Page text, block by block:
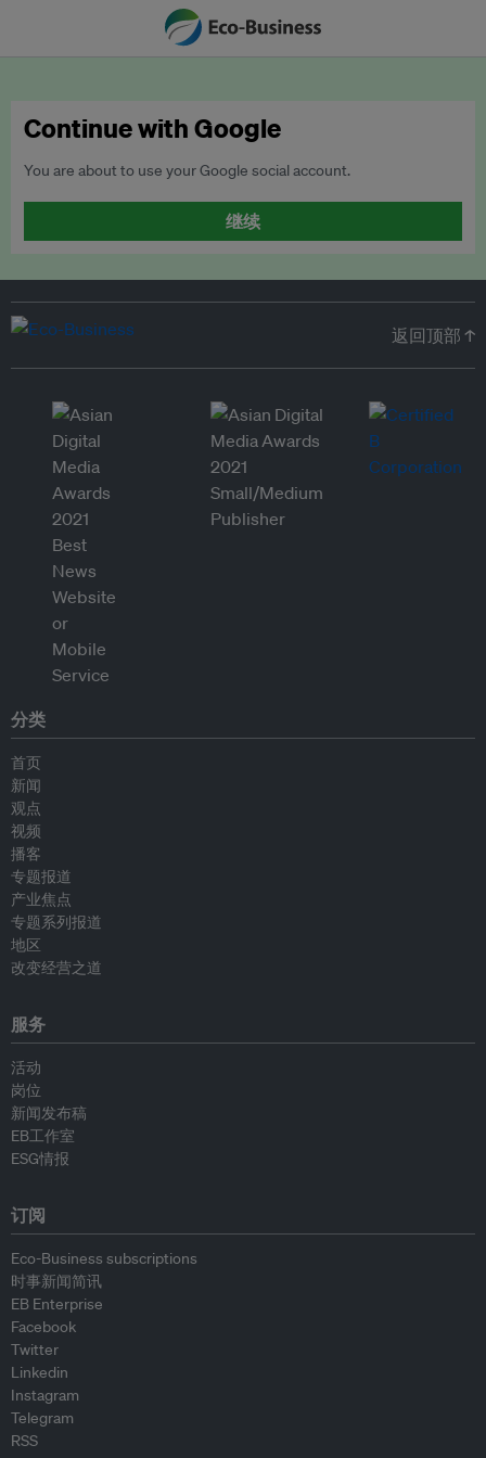
Continue with Google
You are about to use your Google social account.
继续
返回顶部 ↑
分类
首页
新闻
观点
视频
播客
专题报道
产业焦点
专题系列报道
地区
改变经营之道
服务
活动
岗位
新闻发布稿
EB工作室
ESG情报
订阅
Eco-Business subscriptions
时事新闻简讯
EB Enterprise
Facebook
Twitter
Linkedin
Instagram
Telegram
RSS